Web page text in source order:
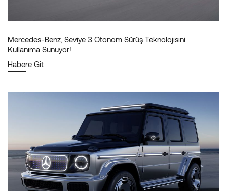
Mercedes-Benz, Seviye 3 Otonom Sürüş Teknolojisini
Kullanıma Sunuyor!
Habere Git